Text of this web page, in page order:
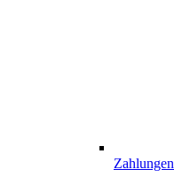
Zahlungen